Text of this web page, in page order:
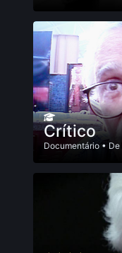
Crítico
Documentário • De